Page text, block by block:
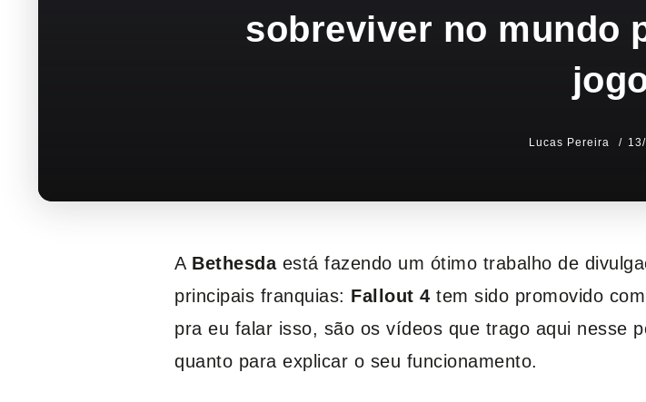
sobreviver no mundo
Lucas Pereira
A Bethesda está fazendo um ótimo trabalho de
principais franquias: Fallout 4 tem sido promovido
pra eu falar isso, são os vídeos que trago aqui nesse
quanto para explicar o seu funcionamento.